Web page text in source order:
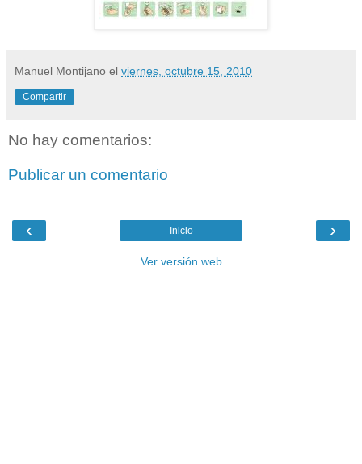
Manuel Montijano el viernes, octubre 15, 2010
Compartir
No hay comentarios:
Publicar un comentario
‹ ›
Inicio
Ver versión web